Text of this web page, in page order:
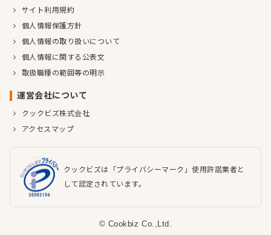
サイト利用規約
個人情報保護方針
個人情報の取り扱いについて
個人情報に関する公表文
取扱職種の範囲等の明示
運営会社について
クックビズ株式会社
アクセスマップ
クックビズは「プライバシーマーク」使用許諾業者と
して認定されています。
© Cookbiz Co.,Ltd.